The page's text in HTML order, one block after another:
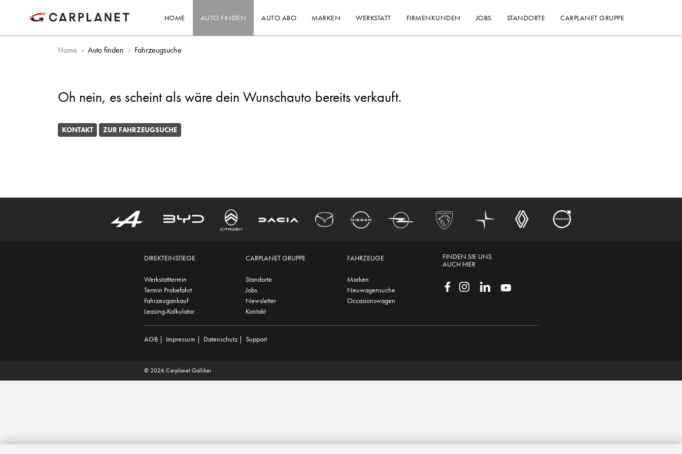
HOME AUTO FINDEN AUTO ABO MARKEN WERKSTATT FIRMENKUNDEN JOBS STANDORTE CARPLANET GRUPPE
Home Auto finden Fahrzeugsuche
Oh nein, es scheint als wäre dein Wunschauto bereits verkauft.
KONTAKT ZUR FAHRZEUGSUCHE
DIREKTEINSTIEGE
Werkstatttermin
Termin Probefahrt
Fahrzeugankauf
Leasing-Kalkulator
CARPLANET GRUPPE
Standorte
Jobs
Newsletter
Kontakt
FAHRZEUGE
Marken
Neuwagensuche
Occasionswagen
FINDEN SIE UNS
AUCH HIER
AGB | Impressum | Datenschutz| Support
© 2026 Carplanet Galliker